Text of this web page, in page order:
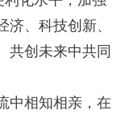
、科技创新、
共创未来中共同
相知相亲，在